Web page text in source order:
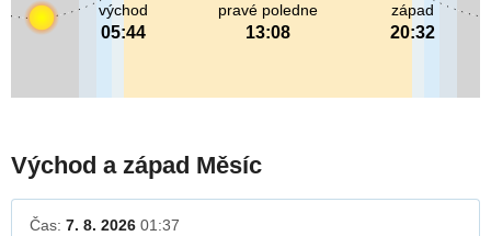
pravé poledne
13:08
východ
05:44
západ
20:32
Východ a západ Měsíc
Čas: 7. 8. 2026 01:37